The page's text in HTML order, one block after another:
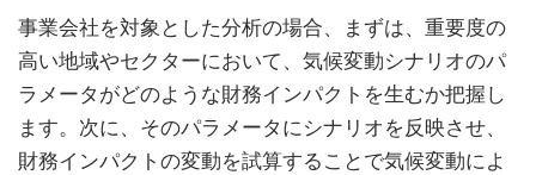
事業会社を対象とした分析の場合、まずは、重要度の
高い地域やセクターにおいて、気候変動シナリオのパ
ラメータがどのような財務インパクトを生むか把握し
ます。次に、そのパラメータにシナリオを反映させ、
財務インパクトの変動を試算することで気候変動によ